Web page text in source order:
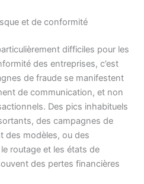
et de conformité
difficiles pour les
des entreprises, c’est
de fraude se manifestent
de communication, et non
Des pics inhabituels
des campagnes de
des modèles, ou des
routage et les états de
des pertes financières